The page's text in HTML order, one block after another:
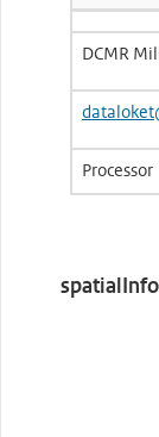
DCMR
Processor
spatialInfo